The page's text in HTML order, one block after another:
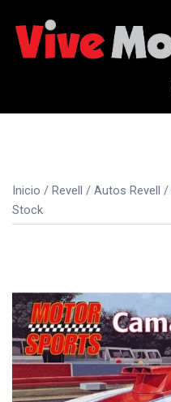
contenido
Inicio / Revell / Autos Revell /
Stock